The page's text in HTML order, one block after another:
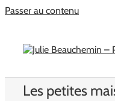
Passer au contenu
Les petites